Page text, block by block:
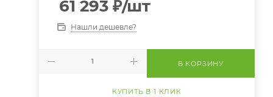
61 293₽/шт
Нашли дешевле?
В КОРЗИНУ
КУПИТЬ В 1 КЛИК